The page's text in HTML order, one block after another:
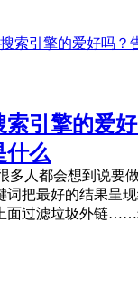
索引擎的爱
什么
多人都会想到说要
词把最好的结果呈
面过滤垃圾外链